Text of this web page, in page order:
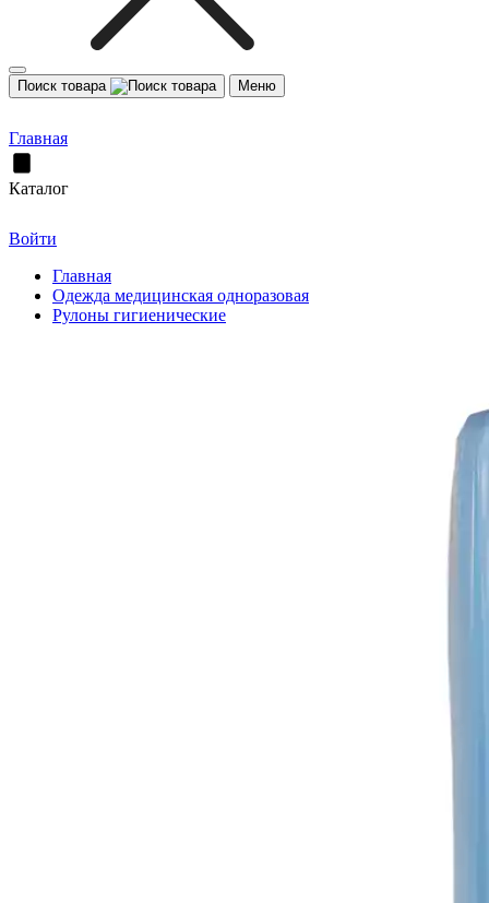
Поиск товара Меню
Главная
Каталог
Войти
Главная
Одежда медицинская одноразовая
Рулоны гигиенические